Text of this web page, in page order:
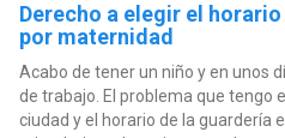
Derecho a elegir el
por maternidad
Acabo de tener un niño y en unos
de trabajo. El problema que tengo
ciudad y el horario de la guardería